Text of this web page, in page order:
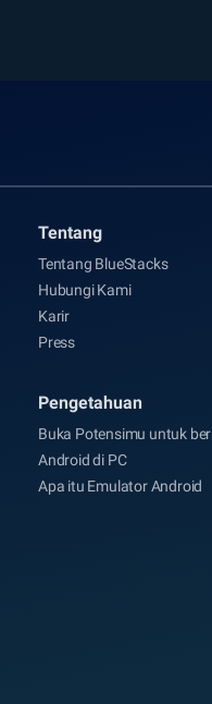
Tentang
Tentang BlueStacks
Hubungi Kami
Karir
Press
Pengetahuan
Buka Potensimu untuk
Android di PC
Apa itu Emulator Android